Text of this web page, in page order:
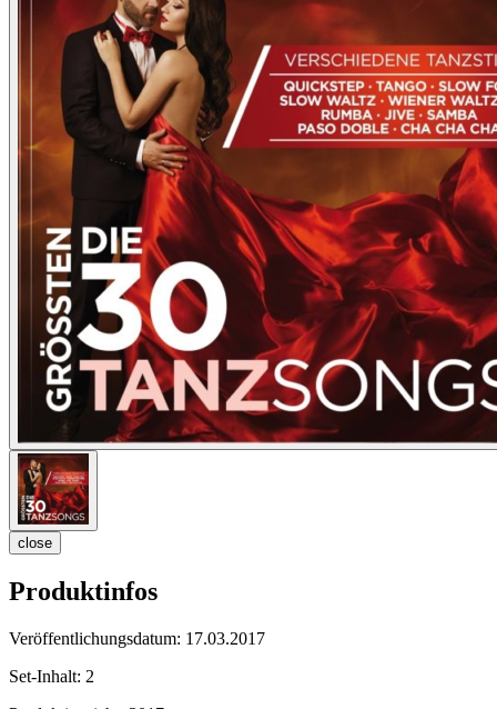
close
Produktinfos
Veröffentlichungsdatum: 17.03.2017
Set-Inhalt: 2